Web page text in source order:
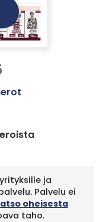
ja
Palvelu ei
oheisesta
taho.